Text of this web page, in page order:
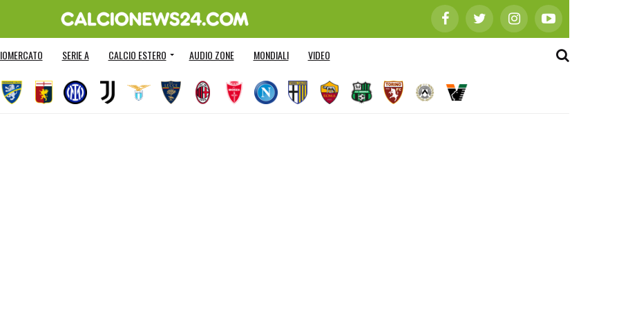
SERIE A CALCIO ESTERO AUDIO ZONE MONDIALI VIDEO